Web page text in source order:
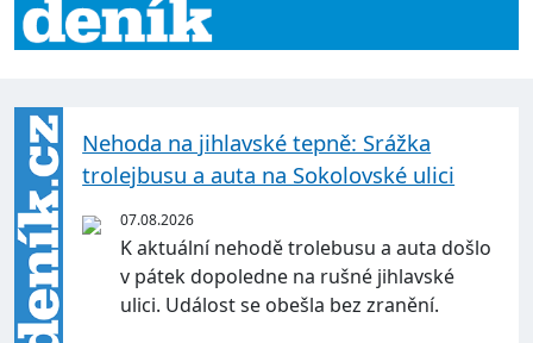
Nehoda na jihlavské tepně: Srážka
trolejbusu a auta na Sokolovské ulici
07.08.2026
K aktuální nehodě trolebusu a auta došlo
v pátek dopoledne na rušné jihlavské
ulici. Událost se obešla bez zranění.